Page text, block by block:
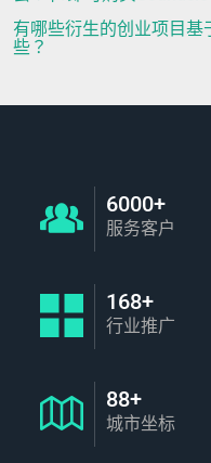
有哪些衍生的创业项目
些？
6000+
服务客户
168+
行业推广
88+
城市坐标